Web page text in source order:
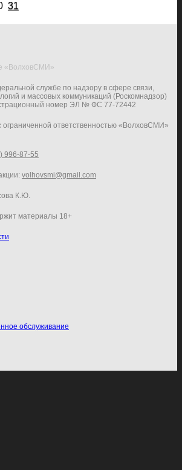
31
«ВолховСМИ»
службе по надзору в сфере связи,
и массовых коммуникаций (Роскомнадзор)
номер ЭЛ № ФС 77-72442
ответственностью «ВолховСМИ»
996-87-55
volhovsmi@gmail.com
К.Ю.
материалы 18+
обслуживание